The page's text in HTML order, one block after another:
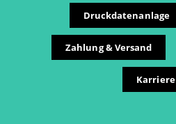
Druckdatenanlage
Zahlung & Versand
Karriere